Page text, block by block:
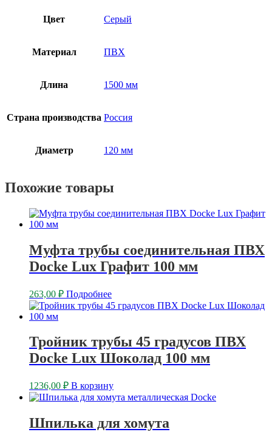
Цвет Серый
Материал ПВХ
Длина 1500 мм
Страна производства Россия
Диаметр 120 мм
Похожие товары
Муфта трубы соединительная ПВХ
Docke Lux Графит 100 мм
263,00 ₽ Подробнее
Тройник трубы 45 градусов ПВХ
Docke Lux Шоколад 100 мм
1236,00 ₽ В корзину
Шпилька для хомута